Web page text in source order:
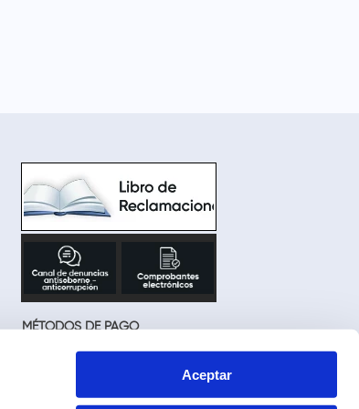
Aceptar
MÉTODOS DE PAGO